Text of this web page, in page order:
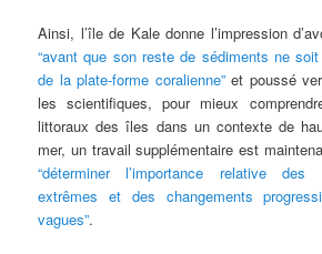
Ainsi, l’île de Kale donne l’impression
“avant que son reste de sédiments ne
de la plate-forme coralienne”et poussé
les scientifiques, pour mieux
littoraux des îles dans un contexte de
mer, un travail supplémentaire est
“déterminer l’importance relative des
extrêmes et des changements
vagues”.